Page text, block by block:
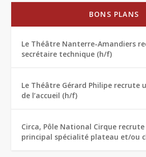
BONS PLANS
Le Théâtre Nanterre-Amandiers
secrétaire technique (h/f)
Le Théâtre Gérard Philipe recrute
de l’accueil (h/f)
Circa, Pôle National Cirque
principal spécialité plateau et/ou